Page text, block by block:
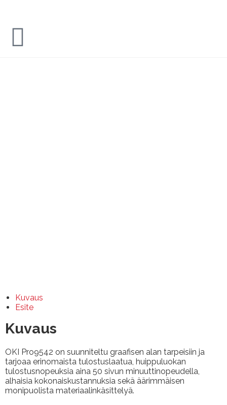
Kuvaus
Esite
Kuvaus
OKI Pro9542 on suunniteltu graafisen alan tarpeisiin ja
tarjoaa erinomaista tulostuslaatua, huippuluokan
tulostusnopeuksia aina 50 sivun minuuttinopeudella,
alhaisia kokonaiskustannuksia sekä äärimmäisen
monipuolista materiaalinkäsittelyä.